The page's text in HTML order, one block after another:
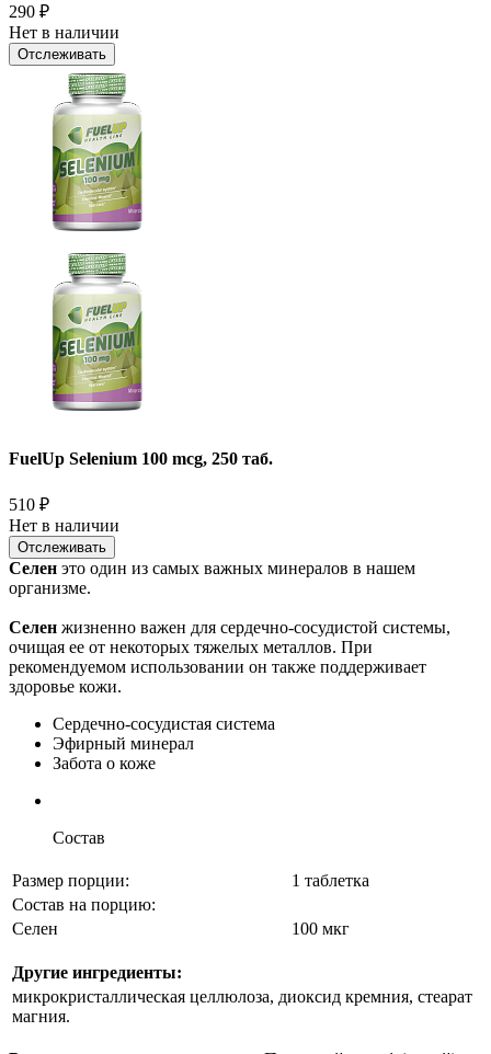
290 ₽
Нет в наличии
Отслеживать
FuelUp Selenium 100 mcg, 250 таб.
510 ₽
Нет в наличии
Отслеживать
Селен это один из самых важных минералов в нашем
организме.
Селен жизненно важен для сердечно-сосудистой системы,
очищая ее от некоторых тяжелых металлов. При
рекомендуемом использовании он также поддерживает
здоровье кожи.
Сердечно-сосудистая система
Эфирный минерал
Забота о коже
Состав
Размер порции:
1 таблетка
Состав на порцию:
Селен
100 мкг
Другие ингредиенты:
микрокристаллическая целлюлоза, диоксид кремния, стеарат
магния.